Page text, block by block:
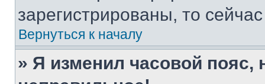
зарегистрированы, то
Вернуться к началу
» Я изменил часовой пояс,